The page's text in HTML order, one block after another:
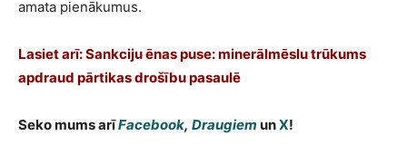
amata pienākumus.
Lasiet arī: Sankciju ēnas puse: minerālmēslu trūkums
apdraud pārtikas drošību pasaulē
Seko mums arīFacebook, Draugiem unX!